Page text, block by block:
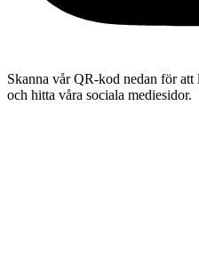
Skanna vår QR-kod nedan för
och hitta våra sociala mediesidor.